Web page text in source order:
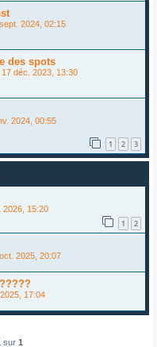
2024, 02:15
des spots
17 déc. 2023, 13:30
2024, 00:55
1 2 3
2026, 15:20
1 2
2025, 20:07
17:04
sur 1